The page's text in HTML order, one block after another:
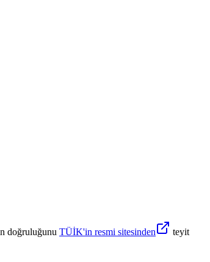
doğruluğunu TÜİK'in resmi sitesinden
teyit